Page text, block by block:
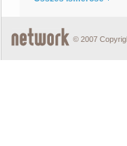
© 2007